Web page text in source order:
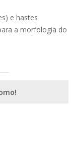
e hastes
a morfologia do